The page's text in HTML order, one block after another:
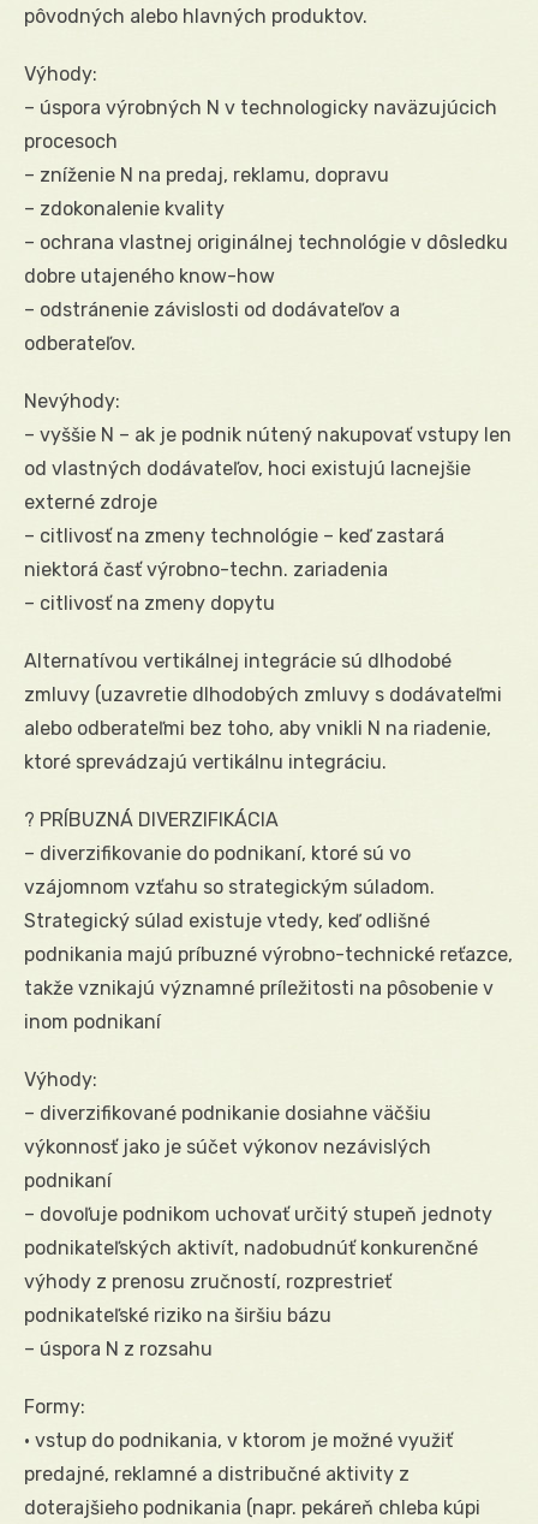
pôvodných alebo hlavných produktov.
Výhody:
– úspora výrobných N v technologicky naväzujúcich
procesoch
– zníženie N na predaj, reklamu, dopravu
– zdokonalenie kvality
– ochrana vlastnej originálnej technológie v dôsledku
dobre utajeného know-how
– odstránenie závislosti od dodávateľov a
odberateľov.
Nevýhody:
– vyššie N – ak je podnik nútený nakupovať vstupy len
od vlastných dodávateľov, hoci existujú lacnejšie
externé zdroje
– citlivosť na zmeny technológie – keď zastará
niektorá časť výrobno-techn. zariadenia
– citlivosť na zmeny dopytu
Alternatívou vertikálnej integrácie sú dlhodobé
zmluvy (uzavretie dlhodobých zmluvy s dodávateľmi
alebo odberateľmi bez toho, aby vnikli N na riadenie,
ktoré sprevádzajú vertikálnu integráciu.
? PRÍBUZNÁ DIVERZIFIKÁCIA
– diverzifikovanie do podnikaní, ktoré sú vo
vzájomnom vzťahu so strategickým súladom.
Strategický súlad existuje vtedy, keď odlišné
podnikania majú príbuzné výrobno-technické reťazce,
takže vznikajú významné príležitosti na pôsobenie v
inom podnikaní
Výhody:
– diverzifikované podnikanie dosiahne väčšiu
výkonnosť jako je súčet výkonov nezávislých
podnikaní
– dovoľuje podnikom uchovať určitý stupeň jednoty
podnikateľských aktivít, nadobudnúť konkurenčné
výhody z prenosu zručností, rozprestrieť
podnikateľské riziko na širšiu bázu
– úspora N z rozsahu
Formy:
• vstup do podnikania, v ktorom je možné využiť
predajné, reklamné a distribučné aktivity z
doterajšieho podnikania (napr. pekáreň chleba kúpi